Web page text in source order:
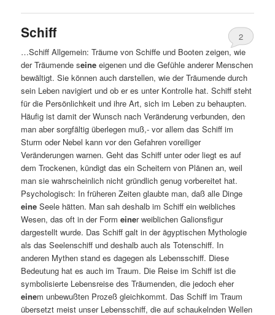
Schiff
2
…Schiff Allgemein: Träume von Schiffe und Booten zeigen, wie
der Träumende seine eigenen und die Gefühle anderer Menschen
bewältigt. Sie können auch darstellen, wie der Träumende durch
sein Leben navigiert und ob er es unter Kontrolle hat. Schiff steht
für die Persönlichkeit und ihre Art, sich im Leben zu behaupten.
Häufig ist damit der Wunsch nach Veränderung verbunden, den
man aber sorgfältig überlegen muß,- vor allem das Schiff im
Sturm oder Nebel kann vor den Gefahren voreiliger
Veränderungen warnen. Geht das Schiff unter oder liegt es auf
dem Trockenen, kündigt das ein Scheitern von Plänen an, weil
man sie wahrscheinlich nicht gründlich genug vorbereitet hat.
Psychologisch: In früheren Zeiten glaubte man, daß alle Dinge
eine Seele hätten. Man sah deshalb im Schiff ein weibliches
Wesen, das oft in der Formeiner weiblichen Galionsfigur
dargestellt wurde. Das Schiff galt in der ägyptischen Mythologie
als das Seelenschiff und deshalb auch als Totenschiff. In
anderen Mythen stand es dagegen als Lebensschiff. Diese
Bedeutung hat es auch im Traum. Die Reise im Schiff ist die
symbolisierte Lebensreise des Träumenden, die jedoch eher
einem unbewußten Prozeß gleichkommt. Das Schiff im Traum
übersetzt meist unser Lebensschiff, die auf schaukelnden Wellen